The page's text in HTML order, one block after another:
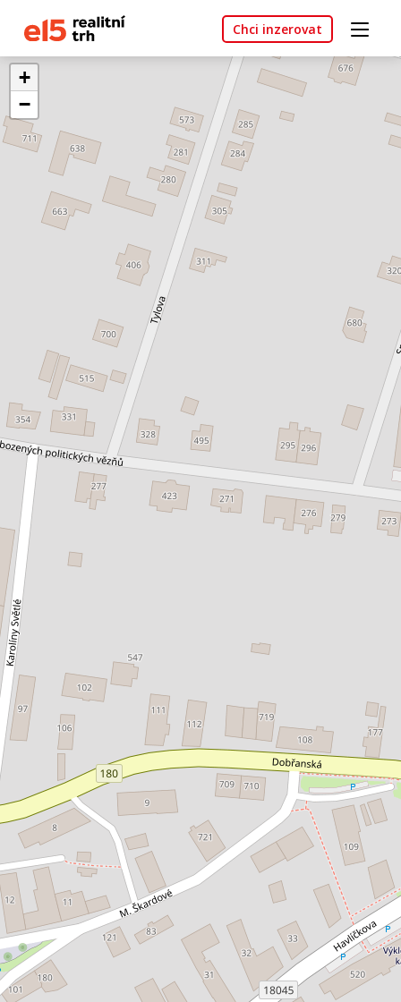
Chci inzerovat
+
−